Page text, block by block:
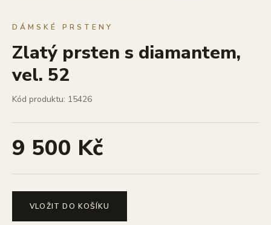
DÁMSKÉ PRSTENY
Zlatý prsten s diamantem,
vel. 52
Kód produktu: 15426
9 500 Kč
VLOŽIT DO KOŠÍKU